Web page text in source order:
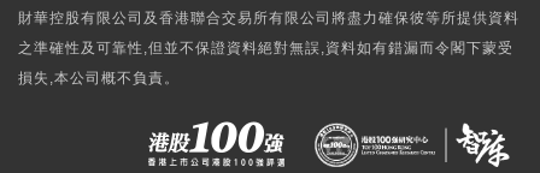
財華控股有限公司及香港聯合交易所有限公司將盡力確保彼等所提供資料
之準確性及可靠性,但並不保證資料絕對無誤,資料如有錯漏而令閣下蒙受
損失,本公司概不負責。